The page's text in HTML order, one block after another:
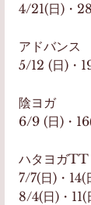
4/21(日)・
アドバンス
5/12 (日)・
陰ヨガ
6/9 (日)・
ハタヨガTT
7/7(日)・14(
8/4(日)・11(